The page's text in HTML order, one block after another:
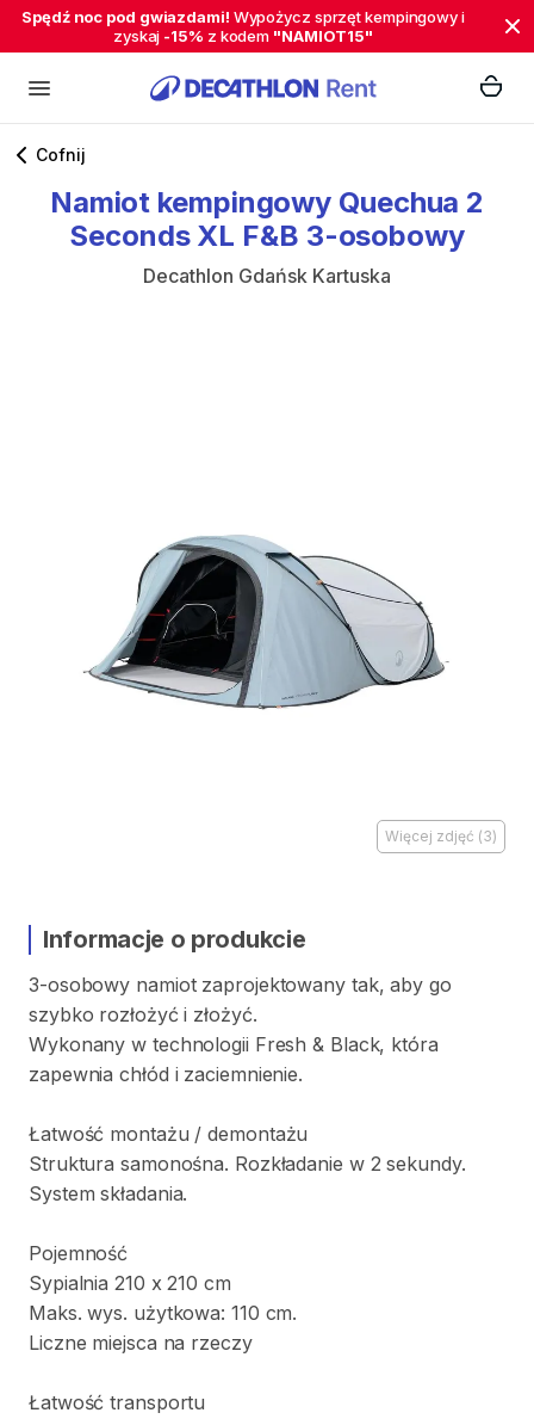
Spędź noc pod gwiazdami! Wypożycz sprzęt kempingowy i
zyskaj -15% z kodem "NAMIOT15"
Cofnij
Namiot kempingowy Quechua 2
Seconds XL F&B 3-osobowy
Decathlon Gdańsk Kartuska
Więcej zdjęć (3)
Informacje o produkcie
3-osobowy namiot zaprojektowany tak​,​ aby go
szybko rozłożyć i złożyć.
Wykonany w technologii Fresh & Black​,​ która
zapewnia chłód i zaciemnienie.
Łatwość montażu ​/​ demontażu
Struktura samonośna. Rozkładanie w 2 sekundy.
System składania.
Pojemność
Sypialnia 210 x 210 cm
Maks. wys. użytkowa: 110 cm.
Liczne miejsca na rzeczy
Łatwość transportu